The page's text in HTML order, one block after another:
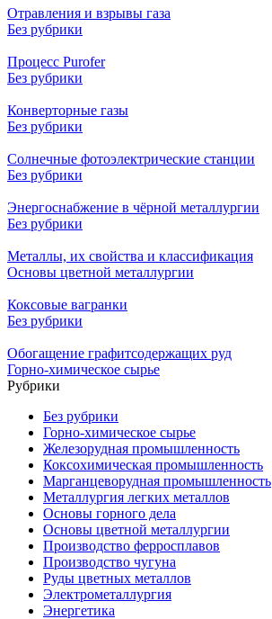
Отравления и взрывы газа
Без рубрики
Процесс Purofer
Без рубрики
Конверторные газы
Без рубрики
Солнечные фотоэлектрические станции
Без рубрики
Энергоснабжение в чёрной металлургии
Без рубрики
Металлы, их свойства и классификация
Основы цветной металлургии
Коксовые вагранки
Без рубрики
Обогащение графитсодержащих руд
Горно-химическое сырье
Рубрики
Без рубрики
Горно-химическое сырье
Железорудная промышленность
Коксохимическая промышленность
Марганцеворудная промышленность
Металлургия легких металлов
Основы горного дела
Основы цветной металлургии
Производство ферросплавов
Производство чугуна
Руды цветных металлов
Электрометаллургия
Энергетика